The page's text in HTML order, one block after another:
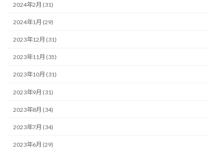
2024年2月 (31)
2024年1月 (29)
2023年12月 (31)
2023年11月 (35)
2023年10月 (31)
2023年9月 (31)
2023年8月 (34)
2023年7月 (34)
2023年6月 (29)